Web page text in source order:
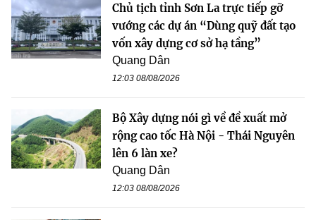
Chủ tịch tỉnh Sơn La trực tiếp gỡ
vướng các dự án “Dùng quỹ đất tạo
vốn xây dựng cơ sở hạ tầng”
Quang Dân
12:03 08/08/2026
Bộ Xây dựng nói gì về đề xuất mở
rộng cao tốc Hà Nội - Thái Nguyên
lên 6 làn xe?
Quang Dân
12:03 08/08/2026